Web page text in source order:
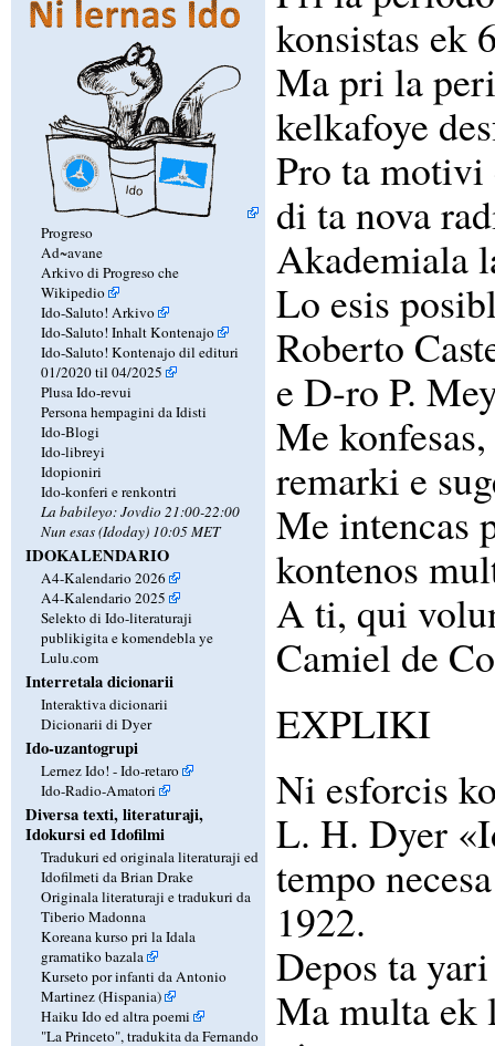
Progreso
Ad~avane
Arkivo di Progreso che
Wikipedio
Ido-Saluto! Arkivo
Ido-Saluto! Inhalt Kontenajo
Ido-Saluto! Kontenajo dil edituri
01/2020 til 04/2025
Plusa Ido-revui
Persona hempagini da Idisti
Ido-Blogi
Ido-libreyi
Idopioniri
Ido-konferi e renkontri
La babileyo: Jovdio 21:00-22:00
Nun esas (Idoday) 10:05 MET
IDOKALENDARIO
A4-Kalendario 2026
A4-Kalendario 2025
Selekto di Ido-literaturaji
publikigita e komendebla ye
Lulu.com
Interretala dicionarii
Interaktiva dicionarii
Dicionarii di Dyer
Ido-uzantogrupi
Lernez Ido! - Ido-retaro
Ido-Radio-Amatori
Diversa texti, literaturaji,
Idokursi ed Idofilmi
Tradukuri ed originala literaturaji ed
Idofilmeti da Brian Drake
Originala literaturaji e tradukuri da
Tiberio Madonna
Koreana kurso pri la Idala
gramatiko bazala
Kurseto por infanti da Antonio
Martinez (Hispania)
Haiku Ido ed altra poemi
"La Princeto", tradukita da Fernando
konsistas ek
Ma pri la
kelkafoye
Pro ta motivi
di ta nova
Akademiala
Lo esis
Roberto
e D-ro P.
Me
remarki e
Me intencas
kontenos
A ti, qui
Camiel de
EXPLIKI
Ni esforcis
L. H. Dyer
tempo
1922.
Depos ta
Ma multa ek